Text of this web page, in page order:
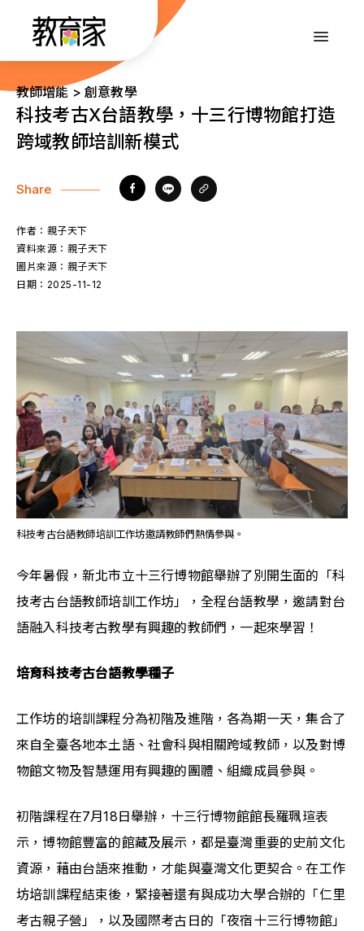
內
::: 教師增能 > 創意教學
科技考古X台語教學，十三行博物館打造
跨域教師培訓新模式
Share
作者： 親子天下
資料來源： 親子天下
圖片來源： 親子天下
日期： 2025-11-12
科技考古台語教師培訓工作坊邀請教師們熱情參與。
今年暑假，新北市立十三行博物館舉辦了別開生面的「科
技考古台語教師培訓工作坊」，全程台語教學，邀請對台
語融入科技考古教學有興趣的教師們，一起來學習！
培育科技考古台語教學種子
工作坊的培訓課程分為初階及進階，各為期一天，集合了
來自全臺各地本土語、社會科與相關跨域教師，以及對博
物館文物及智慧運用有興趣的團體、組織成員參與。
初階課程在7月18日舉辦，十三行博物館館長羅珮瑄表
示，博物館豐富的館藏及展示，都是臺灣重要的史前文化
資源，藉由台語來推動，才能與臺灣文化更契合。在工作
坊培訓課程結束後，緊接著還有與成功大學合辦的「仁里
考古親子營」，以及國際考古日的「夜宿十三行博物館」